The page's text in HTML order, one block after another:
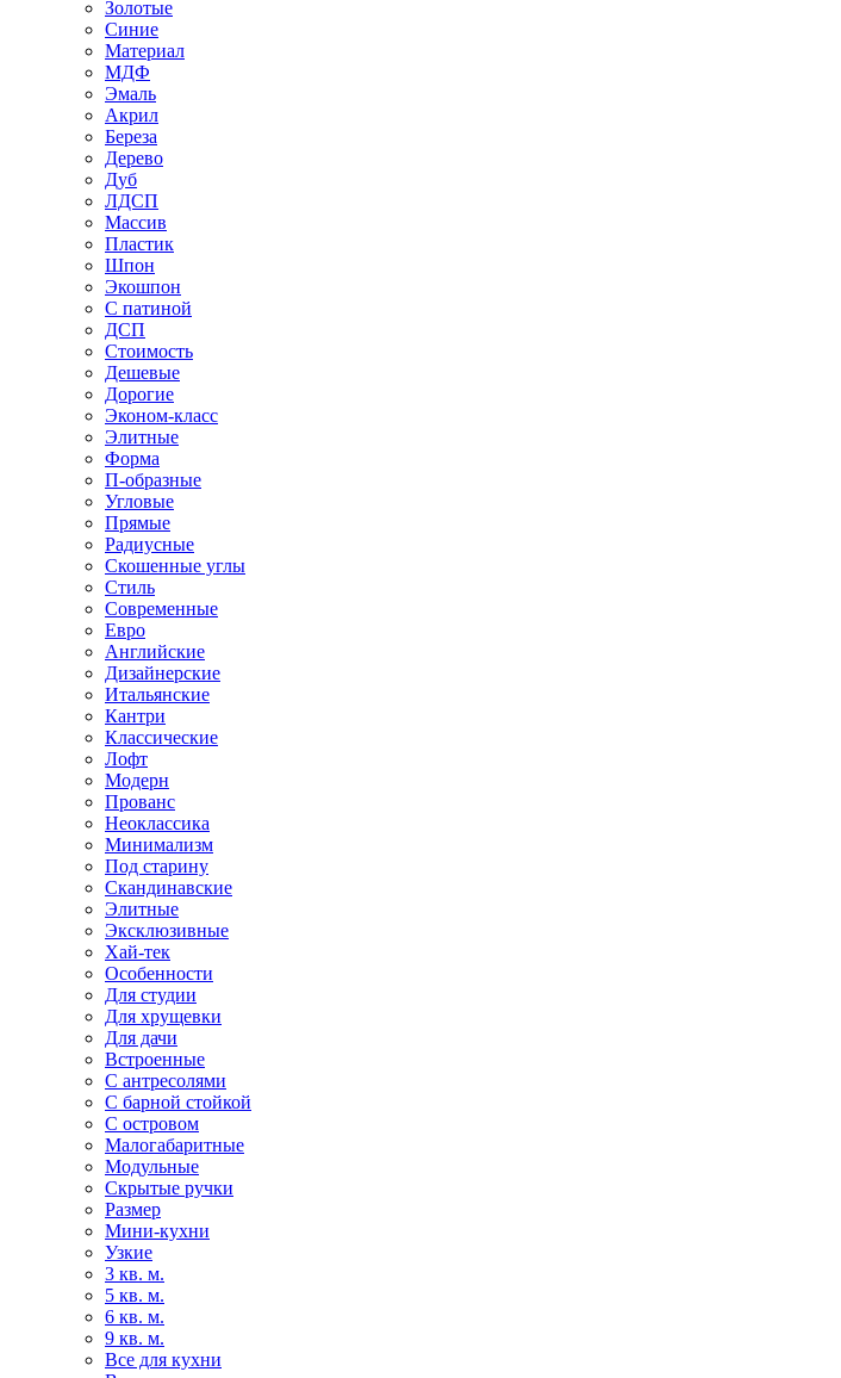
Золотые
Синие
Материал
МДФ
Эмаль
Акрил
Береза
Дерево
Дуб
ЛДСП
Массив
Пластик
Шпон
Экошпон
С патиной
ДСП
Стоимость
Дешевые
Дорогие
Эконом-класс
Элитные
Форма
П-образные
Угловые
Прямые
Радиусные
Скошенные углы
Стиль
Современные
Евро
Английские
Дизайнерские
Итальянские
Кантри
Классические
Лофт
Модерн
Прованс
Неоклассика
Минимализм
Под старину
Скандинавские
Элитные
Эксклюзивные
Хай-тек
Особенности
Для студии
Для хрущевки
Для дачи
Встроенные
С антресолями
С барной стойкой
С островом
Малогабаритные
Модульные
Скрытые ручки
Размер
Мини-кухни
Узкие
3 кв. м.
5 кв. м.
6 кв. м.
9 кв. м.
Все для кухни